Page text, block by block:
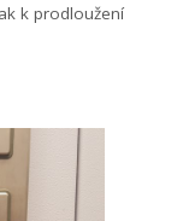
k prodloužení